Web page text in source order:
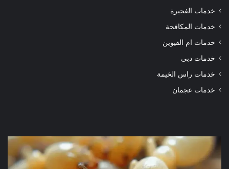
خدمات الفجيرة
خدمات المكافحة
خدمات ام القيوين
خدمات دبى
خدمات راس الخيمة
خدمات عجمان
شركة
مكافحة
الرمة